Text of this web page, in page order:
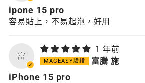
ipone 15 pro
容易貼上，不易起泡，好用
富
1 年前
富騰 施
iPhone 15 pro